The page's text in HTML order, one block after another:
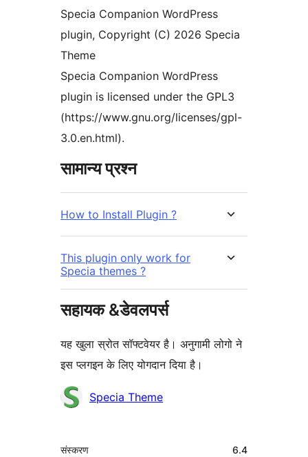
Specia Companion WordPress
plugin, Copyright (C) 2026 Specia
Theme
Specia Companion WordPress
plugin is licensed under the GPL3
(https://www.gnu.org/licenses/gpl-
3.0.en.html).
सामान्य प्रश्न
How to Install Plugin ?
This plugin only work for
Specia themes ?
सहायक &डेवलपर्स
यह खुला स्रोत सॉफ्टवेयर है। अनुगामी लोगो ने
इस प्लगइन के लिए योगदान दिया है।
योगदानकर्ताSpecia Theme
मेटा
संस्करण 6.4